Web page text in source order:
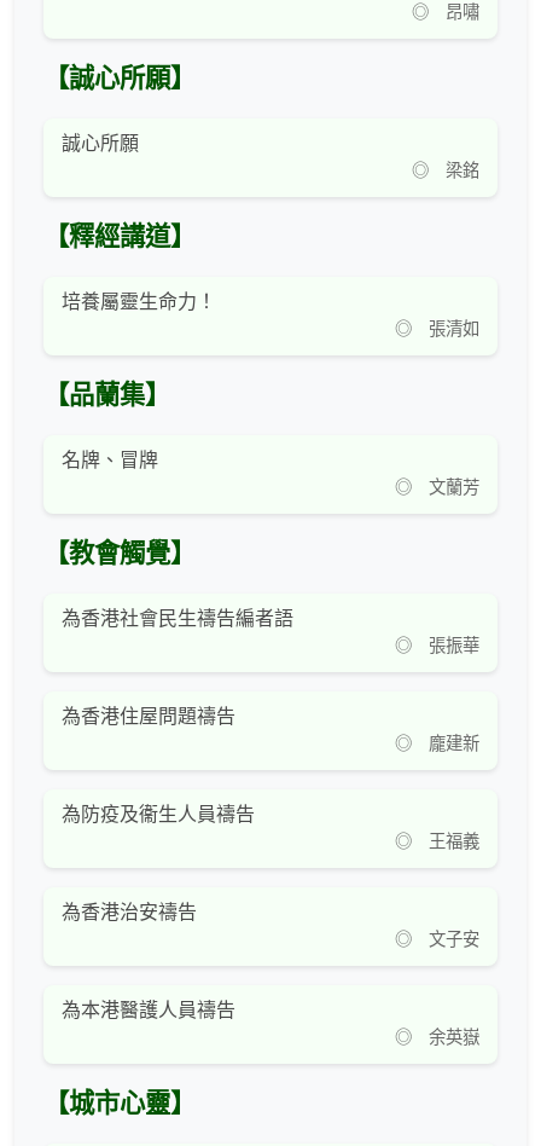
◎ 昂嘯
【誠心所願】
誠心所願
◎ 梁銘
【釋經講道】
培養屬靈生命力！
◎ 張清如
【品蘭集】
名牌、冒牌
◎ 文蘭芳
【教會觸覺】
為香港社會民生禱告編者語
◎ 張振華
為香港住屋問題禱告
◎ 龐建新
為防疫及衞生人員禱告
◎ 王福義
為香港治安禱告
◎ 文子安
為本港醫護人員禱告
◎ 余英嶽
【城市心靈】